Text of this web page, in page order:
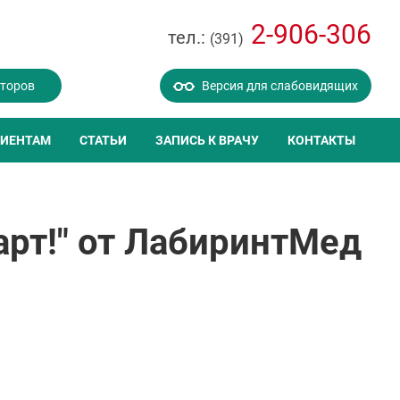
тел.: (391) 2-906-306
Версия для слабовидящих
СТАТЬИ ЗАПИСЬ К ВРАЧУ КОНТАКТЫ
от ЛабиринтМед